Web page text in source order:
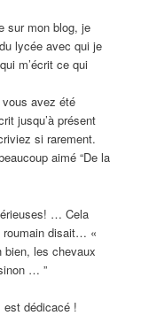
sur mon blog, je
lycée avec qui je
m’écrit ce qui
avez été
jusqu’à présent
si rarement.
aimé “De la
… Cela
roumain disait… «
bien, les chevaux
… ”
dédicacé !